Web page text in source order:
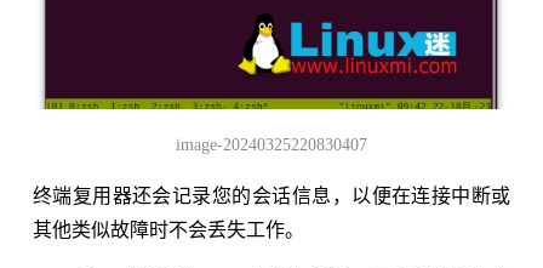
image-20240325220830407
终端复用器还会记录您的会话信息，以便在连接中断或
其他类似故障时不会丢失工作。